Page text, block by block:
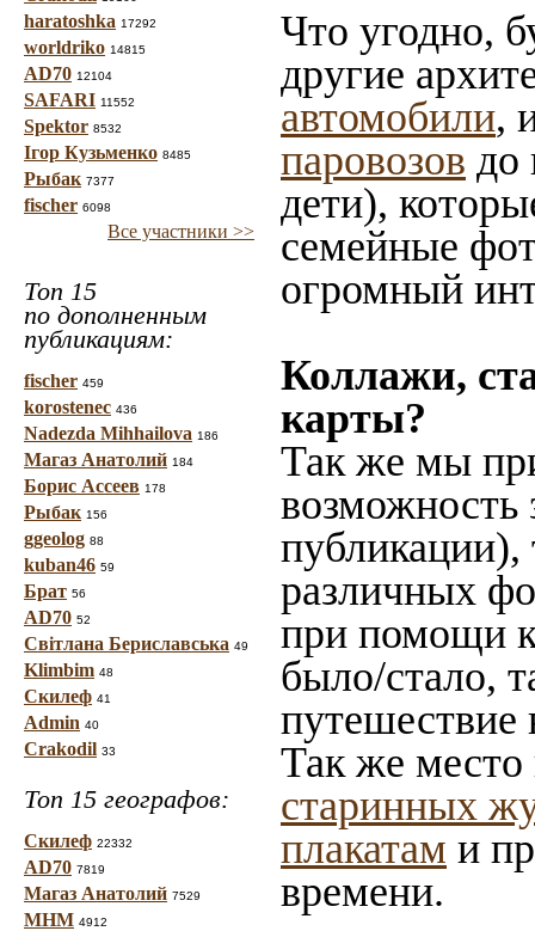
haratoshka 17292
worldriko 14815
AD70 12104
SAFARI 11552
Spektor 8532
Ігор Кузьменко 8485
Рыбак 7377
fischer 6098
Все участники >>
Топ 15
по дополненным
публикациям:
fischer 459
korostenec 436
Nadezda Mihhailova 186
Магаз Анатолий 184
Борис Ассеев 178
Рыбак 156
ggeolog 88
kuban46 59
Брат 56
AD70 52
Світлана Бериславська 49
Klimbim 48
Скилеф 41
Admin 40
Crakodil 33
Топ 15 географов:
Скилеф 22332
AD70 7819
Магаз Анатолий 7529
МНМ 4912
Что угодно,
другие
автомобили,
паровозов до
дети),
семейные
огромный
Коллажи,
карты?
Так же мы
возможность
публикации),
различных
при помощи
было/стало,
Так же
старинных
плакатам и
времени.